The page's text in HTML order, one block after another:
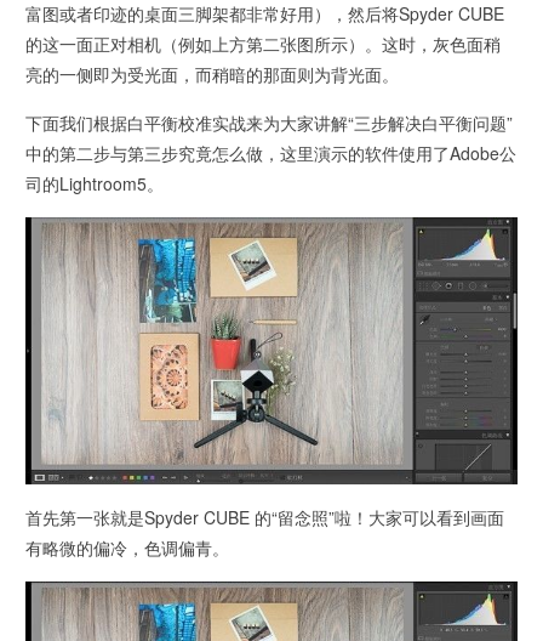
富图或者印迹的桌面三脚架都非常好用），然后将Spyder CUBE
的这一面正对相机（例如上方第二张图所示）。这时，灰色面稍
亮的一侧即为受光面，而稍暗的那面则为背光面。
下面我们根据白平衡校准实战来为大家讲解“三步解决白平衡问题”
中的第二步与第三步究竟怎么做，这里演示的软件使用了Adobe公
司的Lightroom5。
首先第一张就是Spyder CUBE 的“留念照”啦！大家可以看到画面
有略微的偏冷，色调偏青。